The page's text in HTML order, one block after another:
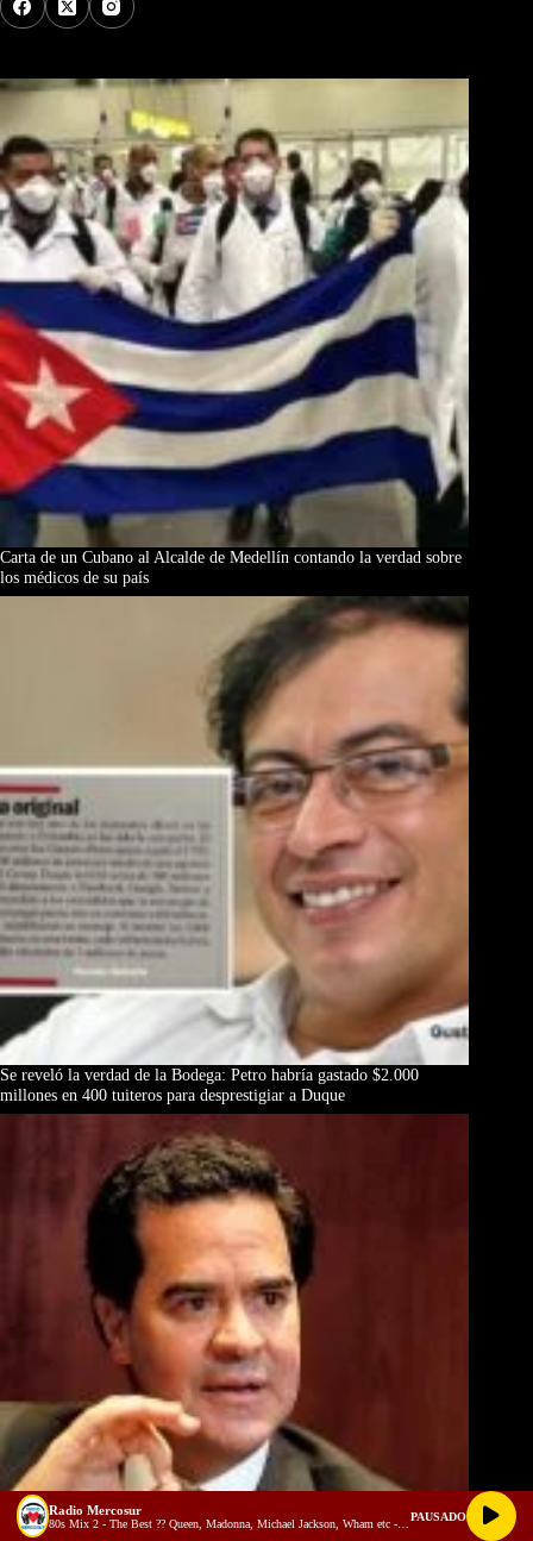
Carta de un Cubano al Alcalde de Medellín contando la verdad sobre
los médicos de su país
Se reveló la verdad de la Bodega: Petro habría gastado $2.000
millones en 400 tuiteros para desprestigiar a Duque
Radio Mercosur PAUSADO